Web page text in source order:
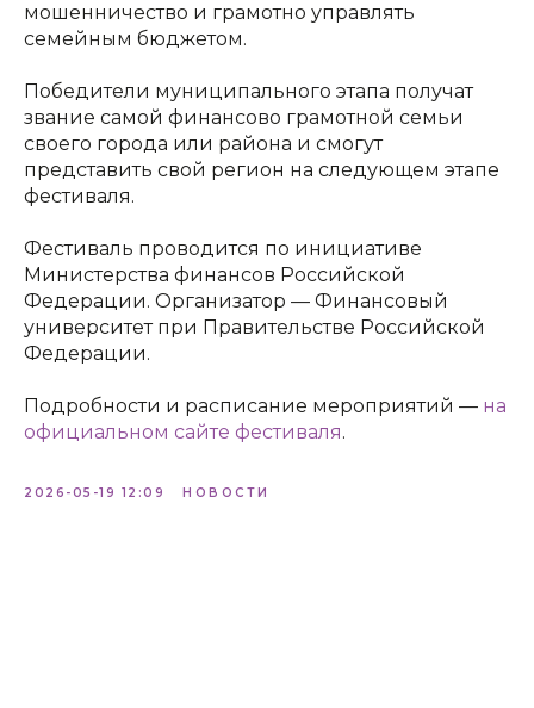
мошенничество и грамотно управлять
семейным бюджетом.
Победители муниципального этапа получат
звание самой финансово грамотной семьи
своего города или района и смогут
представить свой регион на следующем этапе
фестиваля.
Фестиваль проводится по инициативе
Министерства финансов Российской
Федерации. Организатор — Финансовый
университет при Правительстве Российской
Федерации.
Подробности и расписание мероприятий — на
официальном сайте фестиваля.
2026-05-19 12:09 НОВОСТИ